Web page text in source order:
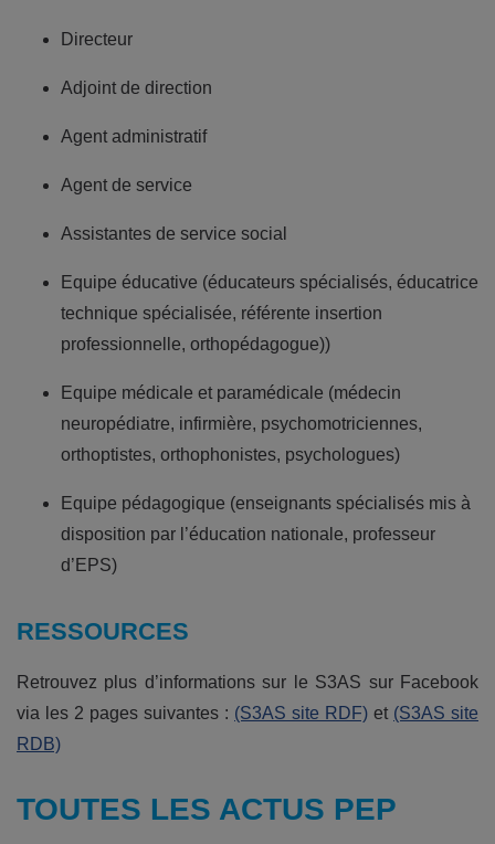
Directeur
Adjoint de direction
Agent administratif
Agent de service
Assistantes de service social
Equipe éducative (éducateurs spécialisés, éducatrice
technique spécialisée, référente insertion
professionnelle, orthopédagogue))
Equipe médicale et paramédicale (médecin
neuropédiatre, infirmière, psychomotriciennes,
orthoptistes, orthophonistes, psychologues)
Equipe pédagogique (enseignants spécialisés mis à
disposition par l’éducation nationale, professeur
d’EPS)
RESSOURCES
Retrouvez plus d’informations sur le S3AS sur Facebook
via les 2 pages suivantes : (S3AS site RDF) et (S3AS site
RDB)
TOUTES LES ACTUS PEP